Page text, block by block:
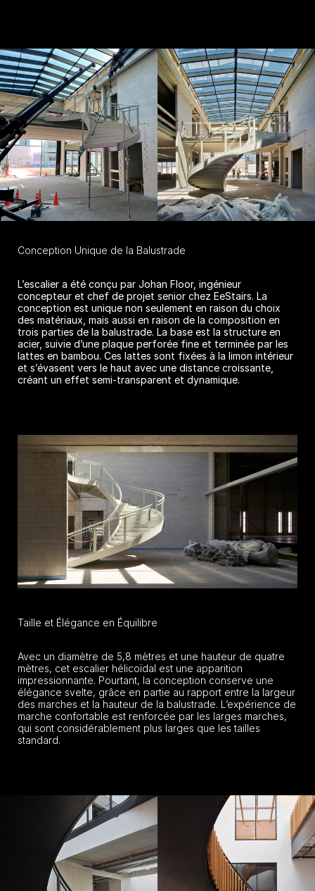
Conception Unique de la Balustrade
L’escalier a été conçu par Johan Floor, ingénieur
concepteur et chef de projet senior chez EeStairs. La
conception est unique non seulement en raison du choix
des matériaux, mais aussi en raison de la composition en
trois parties de la balustrade. La base est la structure en
acier, suivie d’une plaque perforée fine et terminée par les
lattes en bambou. Ces lattes sont fixées à la limon intérieur
et s’évasent vers le haut avec une distance croissante,
créant un effet semi-transparent et dynamique.
Taille et Élégance en Équilibre
Avec un diamètre de 5,8 mètres et une hauteur de quatre
mètres, cet escalier hélicoïdal est une apparition
impressionnante. Pourtant, la conception conserve une
élégance svelte, grâce en partie au rapport entre la largeur
des marches et la hauteur de la balustrade. L’expérience de
marche confortable est renforcée par les larges marches,
qui sont considérablement plus larges que les tailles
standard.